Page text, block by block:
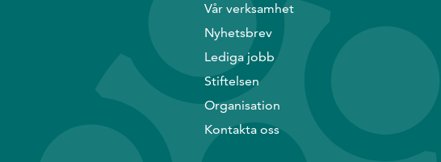
Vår verksamhet
Nyhetsbrev
Lediga jobb
Stiftelsen
Organisation
Kontakta oss